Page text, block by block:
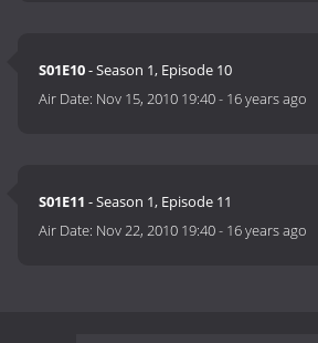
S01E10- Season 1, Episode 10
Air Date: Nov 15, 2010 19:40- 16 years ago
S01E11 - Season 1, Episode 11
Air Date: Nov 22, 2010 19:40- 16 years ago